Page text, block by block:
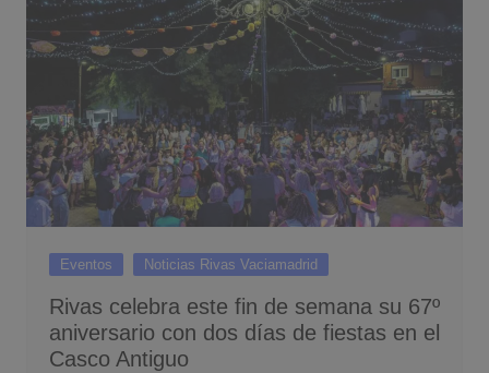
Eventos Noticias Rivas Vaciamadrid
Rivas celebra este fin de semana su 67º
aniversario con dos días de fiestas en el
Casco Antiguo